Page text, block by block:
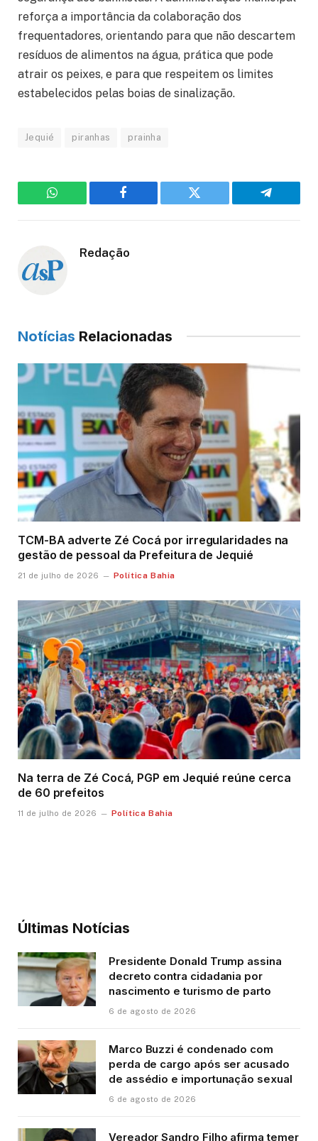
reforça a importância da colaboração dos
frequentadores, orientando para que não descartem
resíduos de alimentos na água, prática que pode
atrair os peixes, e para que respeitem os limites
estabelecidos pelas boias de sinalização.
Jequié piranhas prainha
WhatsApp Facebook Twitter Telegram
Redação
Notícias Relacionadas
TCM-BA adverte Zé Cocá por irregularidades na
gestão de pessoal da Prefeitura de Jequié
21 de julho de 2026 Política Bahia
Na terra de Zé Cocá, PGP em Jequié reúne cerca
de 60 prefeitos
11 de julho de 2026 Política Bahia
Últimas Notícias
Presidente Donald Trump assina
decreto contra cidadania por
nascimento e turismo de parto
6 de agosto de 2026
Marco Buzzi é condenado com
perda de cargo após ser acusado
de assédio e importunação sexual
6 de agosto de 2026
Vereador Sandro Filho afirma temer